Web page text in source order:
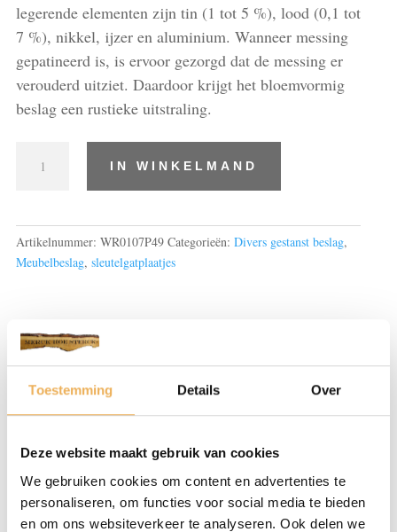
Toestemming Details Over
Deze website maakt gebruik van cookies
We gebruiken cookies om content en advertenties te
personaliseren, om functies voor social media te bieden
en om ons websiteverkeer te analyseren. Ook delen we
legerende elementen zijn tin (1 tot 5 %), lood (0,1 tot
7 %), nikkel, ijzer en aluminium. Wanneer messing
gepatineerd is, is ervoor gezorgd dat de messing er
verouderd uitziet. Daardoor krijgt het bloemvormig
beslag een rustieke uitstraling.
plaatje
IN WINKELMAND
Artikelnummer: WR0107P49 Categorieën: Divers gestanst beslag,
Meubelbeslag, sleutelgatplaatjes
Beoordelingen (0)
BEOORDELINGEN
Er zijn nog geen beoordelingen.
Je e-mailadres wordt niet gepubliceerd.
Vereiste velden zijn gemarkeerd met*